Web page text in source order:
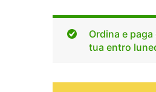
Ordina e
tua entro